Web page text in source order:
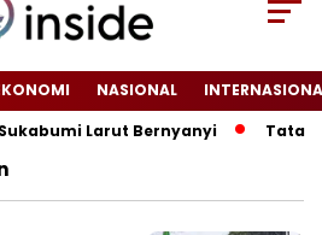
NASIONAL
Larut Bernyanyi
Tata